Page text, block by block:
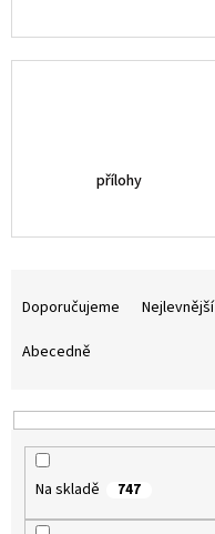
přílohy
p
Doporučujeme Nejlevnější
Abecedně
Na skladě 747